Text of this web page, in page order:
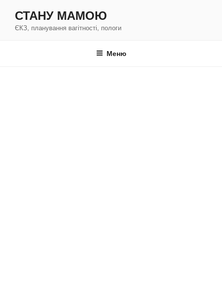
содержимому
СТАНУ МАМОЮ
ЄКЗ, планування вагітності, пологи
Меню